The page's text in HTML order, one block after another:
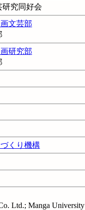
究同好会
文芸部
研究部
くり機構
Ltd.; Manga University